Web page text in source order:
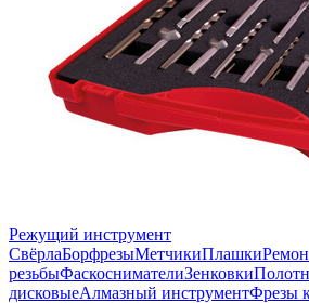
Режущий инструмент
СвёрлаБорфрезыМетчикиПлашки
резьбыФаскоснимателиЗенковки
дисковыеАлмазный инструментФрезы